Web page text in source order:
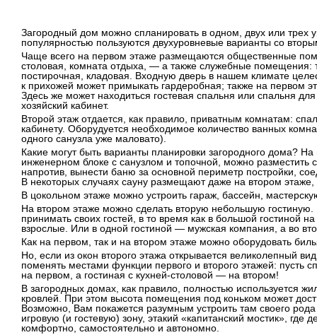
Загородный дом можно спланировать в одном, двух или трех
популярностью пользуются двухуровневые варианты со
Чаще всего на первом этаже размещаются общественные
столовая, комната отдыха, — а также служебные помещения:
постирочная, кладовая. Входную дверь в нашем климате
к прихожей может примыкать гардеробная; также на первом
Здесь же может находиться гостевая спальня или спальня
хозяйский кабинет.
Второй этаж отдается, как правило, приватным комнатам:
кабинету. Оборудуется необходимое количество ванных
одного санузла уже маловато).
Какие могут быть варианты планировки загородного дома?
инженерном блоке с санузлом и топочной, можно разместить
напротив, вынести баню за основной периметр постройки,
В некоторых случаях сауну размещают даже на втором этаже,
В цокольном этаже можно устроить гараж, бассейн,
На втором этаже можно сделать вторую небольшую гостиную.
принимать своих гостей, в то время как в большой гостиной
взрослые. Или в одной гостиной — мужская компания, а во
Как на первом, так и на втором этаже можно оборудовать
Но, если из окон второго этажа открывается великолепный
поменять местами функции первого и второго этажей: пусть
на первом, а гостиная с кухней-столовой — на втором!
В загородных домах, как правило, полностью используется
кровлей. При этом высота помещения под коньком может
Возможно, Вам покажется разумным устроить там своего
игровую (и гостевую) зону, этакий «капитанский мостик», где
комфортно, самостоятельно и автономно.